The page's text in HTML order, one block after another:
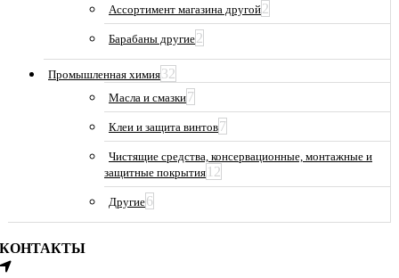
Ассортимент магазина другой2
Барабаны другие2
Промышленная химия32
Масла и смазки7
Клеи и защита винтов7
Чистящие средства, консервационные, монтажные и
защитные покрытия 12
Другие6
КОНТАКТЫ